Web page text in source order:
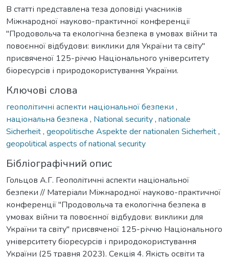
В статті представлена теза доповіді учасників
Міжнародної науково-практичної конференції
"Продовольча та екологічна безпека в умовах війни та
повоєнної відбудови: виклики для України та світу"
присвяченої 125-річчю Національного університету
біоресурсів і природокористування України.
Ключові слова
геополітичні аспекти національної безпеки ,
національна безпека , National security, nationale
Sicherheit, geopolitische Aspekte der nationalen Sicherheit,
geopolitical aspects of national security
Бібліографічний опис
Гольцов А.Г. Геополітичні аспекти національної
безпеки // Матеріали Міжнародної науково-практичної
конференції "Продовольча та екологічна безпека в
умовах війни та повоєнної відбудови: виклики для
України та світу" присвяченої 125-річчю Національного
університету біоресурсів і природокористування
України (25 травня 2023). Секція 4. Якість освіти та